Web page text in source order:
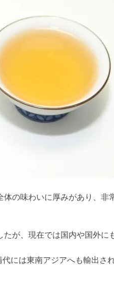
の味わいに厚みがあり、非
が、現在では国内や国外に
には東南アジアへも輸出さ